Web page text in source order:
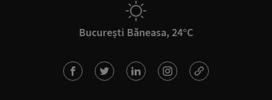
București Băneasa, 24°C